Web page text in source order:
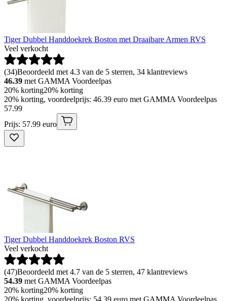
Tiger Dubbel Handdoekrek Boston met Draaibare Armen RVS
Veel verkocht
(34)Beoordeeld met 4.3 van de 5 sterren, 34 klantreviews
46.39 met GAMMA Voordeelpas
20% korting20% korting
20% korting, voordeelprijs: 46.39 euro met GAMMA Voordeelpas
57.99
Prijs: 57.99 euro
Tiger Dubbel Handdoekrek Boston RVS
Veel verkocht
(47)Beoordeeld met 4.7 van de 5 sterren, 47 klantreviews
54.39 met GAMMA Voordeelpas
20% korting20% korting